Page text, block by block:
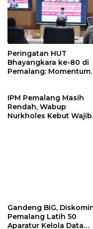
Peringatan HUT
Bhayangkara ke-80 di
Pemalang: Momentum
IPM Pemalang Masih
Rendah, Wabup
Nurkholes Kebut Wajib
Gandeng BIG,
Pemalang Latih 50
Aparatur Kelola Data